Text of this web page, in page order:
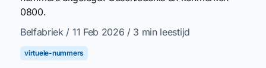
0800.
Belfabriek / 11 Feb 2026 / 3 min leestijd
virtuele-nummers